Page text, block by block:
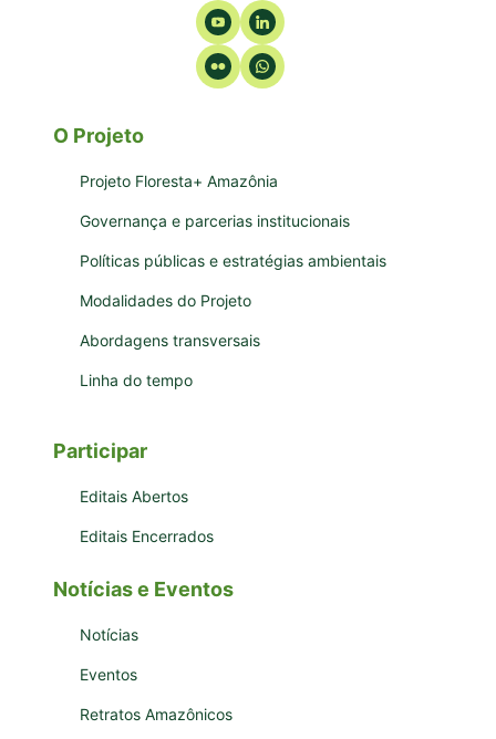
O Projeto
Projeto Floresta+ Amazônia
Governança e parcerias institucionais
Políticas públicas e estratégias ambientais
Modalidades do Projeto
Abordagens transversais
Linha do tempo
Participar
Editais Abertos
Editais Encerrados
Notícias e Eventos
Notícias
Eventos
Retratos Amazônicos